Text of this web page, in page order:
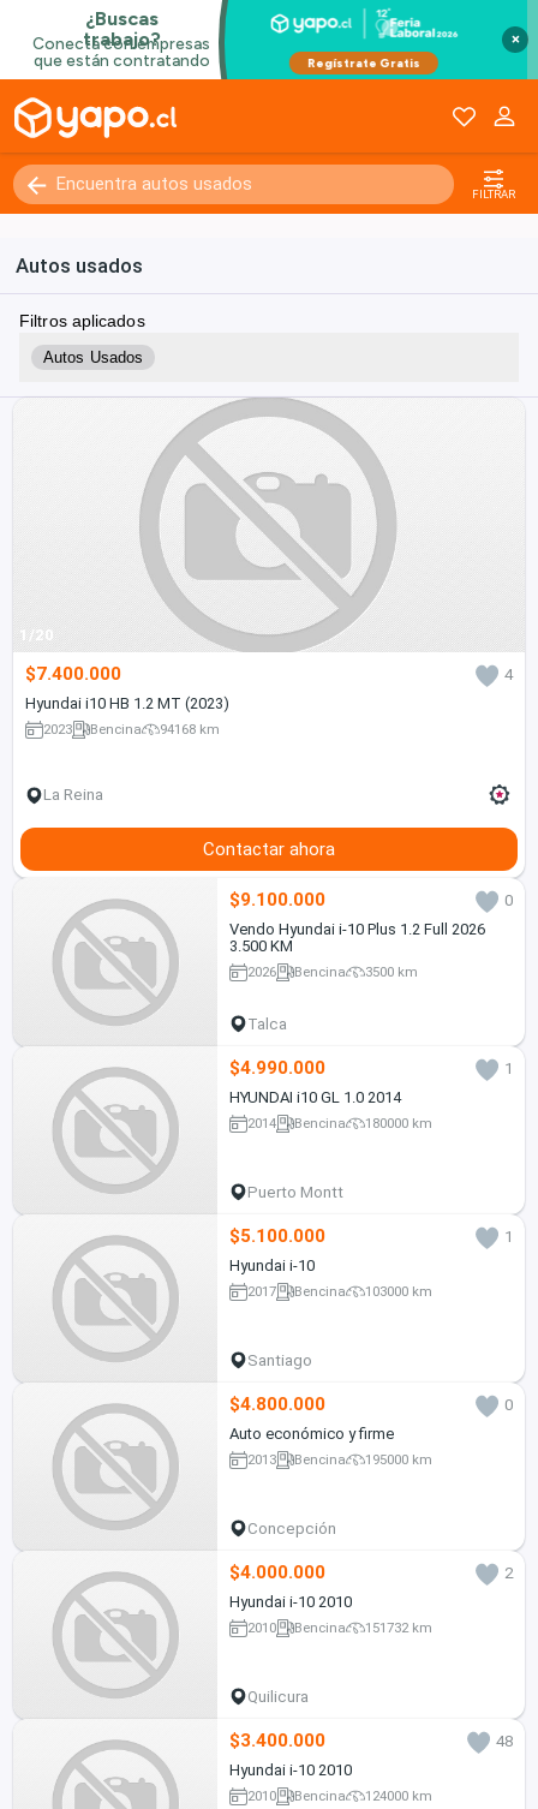
×
FILTRAR
Autos usados
Filtros aplicados
Autos Usados
1/20
$7.400.000
4
Hyundai i10 HB 1.2 MT (2023)
2023 Bencina 94168 km
La Reina
Contactar ahora
$9.100.000
0
Vendo Hyundai i-10 Plus 1.2 Full 2026
3.500 KM
2026 Bencina 3500 km
Talca
$4.990.000
1
HYUNDAI i10 GL 1.0 2014
2014 Bencina 180000 km
Puerto Montt
$5.100.000
1
Hyundai i-10
2017 Bencina 103000 km
Santiago
$4.800.000
0
Auto económico y firme
2013 Bencina 195000 km
Concepción
$4.000.000
2
Hyundai i-10 2010
2010 Bencina 151732 km
Quilicura
$3.400.000
48
Hyundai i-10 2010
2010 Bencina 124000 km